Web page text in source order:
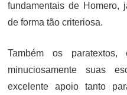
fundamentais de Homero,
de forma tão criteriosa.
Também os
minuciosamente suas
excelente apoio tanto